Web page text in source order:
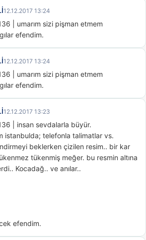
12.12.2017 13:24
| umarım sizi pişman etmem
efendim.
12.12.2017 13:24
| umarım sizi pişman etmem
efendim.
12.12.2017 13:23
| insan sevdalarla büyür.
istanbulda; telefonla talimatlar vs.
beklerken çizilen resim.. bir kar
tükenmiş meğer. bu resmin altına
Kocadağ.. ve anılar..
efendim.